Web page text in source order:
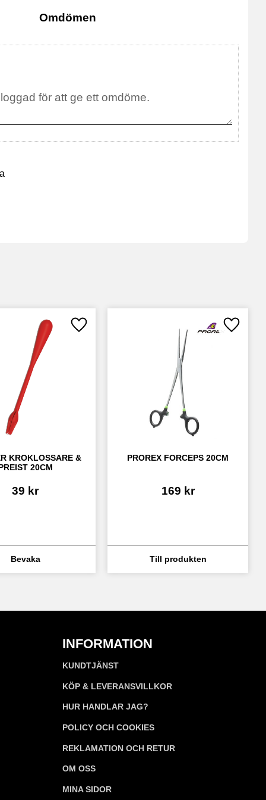
Omdömen
KROKLOSSARE &
20CM
39 kr
Lägg till i favoriter
PROREX FORCEPS 20CM
169 kr
Lägg till
INFORMATION
KUNDTJÄNST
KÖP & LEVERANSVILLKOR
HUR HANDLAR JAG?
POLICY OCH COOKIES
REKLAMATION OCH RETUR
OM OSS
MINA SIDOR